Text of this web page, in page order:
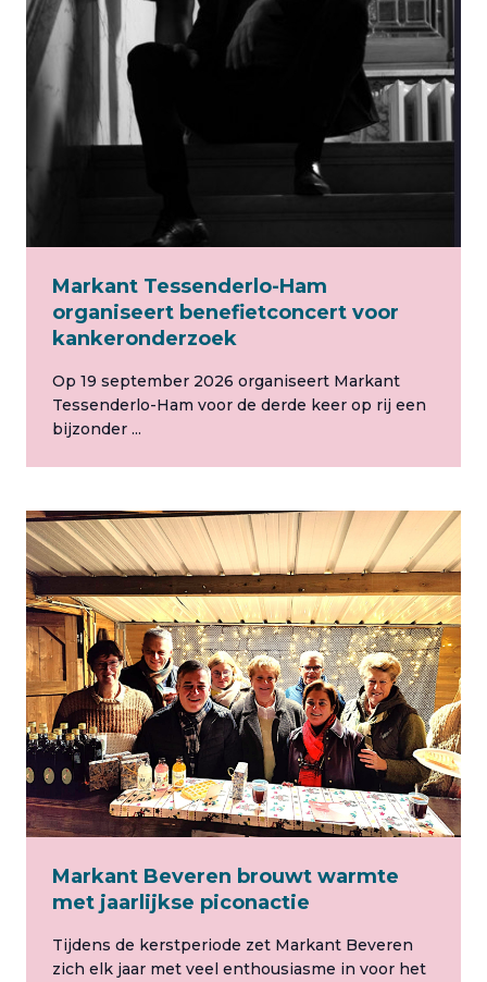
Markant Tessenderlo-Ham
organiseert benefietconcert voor
kankeronderzoek
Op 19 september 2026 organiseert Markant
Tessenderlo-Ham voor de derde keer op rij een
bijzonder ...
Markant Beveren brouwt warmte
met jaarlijkse piconactie
Tijdens de kerstperiode zet Markant Beveren
zich elk jaar met veel enthousiasme in voor het